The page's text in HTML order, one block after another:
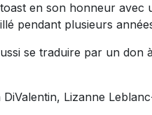
en son honneur avec
pendant plusieurs
se traduire par un don
Lizanne